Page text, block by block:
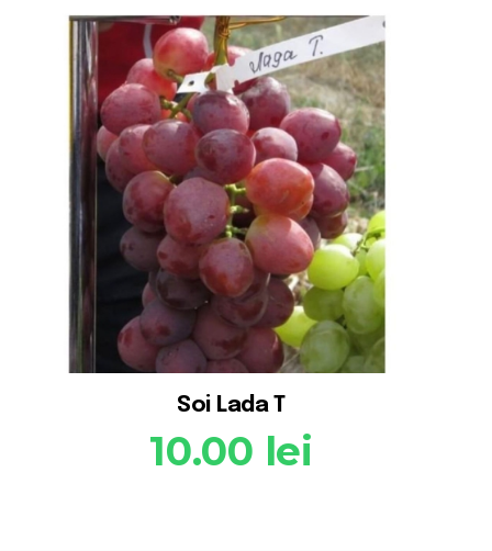
Soi Lada T
10.00 lei